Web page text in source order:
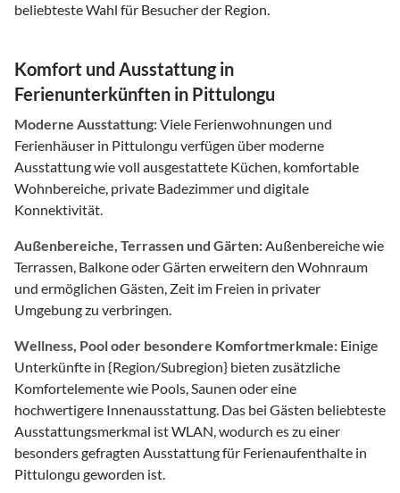
beliebteste Wahl für Besucher der Region.
Komfort und Ausstattung in
Ferienunterkünften in Pittulongu
Moderne Ausstattung:Viele Ferienwohnungen und
Ferienhäuser in Pittulongu verfügen über moderne
Ausstattung wie voll ausgestattete Küchen, komfortable
Wohnbereiche, private Badezimmer und digitale
Konnektivität.
Außenbereiche, Terrassen und Gärten:Außenbereiche wie
Terrassen, Balkone oder Gärten erweitern den Wohnraum
und ermöglichen Gästen, Zeit im Freien in privater
Umgebung zu verbringen.
Wellness, Pool oder besondere Komfortmerkmale: Einige
Unterkünfte in {Region/Subregion} bieten zusätzliche
Komfortelemente wie Pools, Saunen oder eine
hochwertigere Innenausstattung. Das bei Gästen beliebteste
Ausstattungsmerkmal ist WLAN, wodurch es zu einer
besonders gefragten Ausstattung für Ferienaufenthalte in
Pittulongu geworden ist.